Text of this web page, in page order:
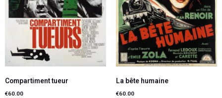
Compartiment tueur
€60.00
La bête humaine
€60.00